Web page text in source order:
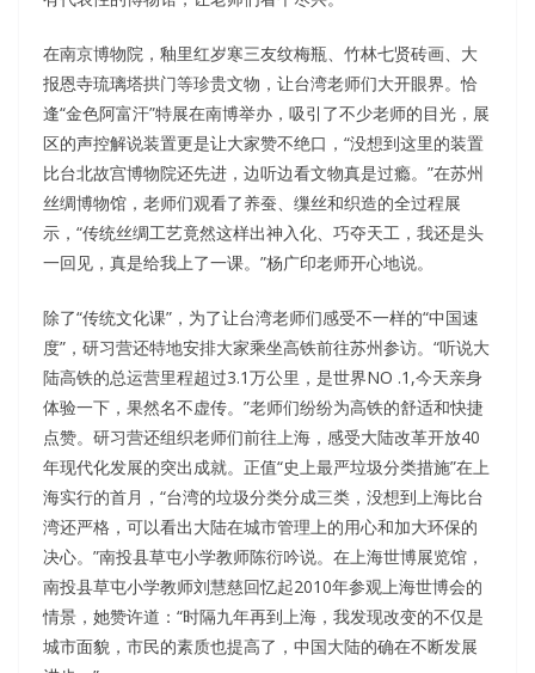
在南京博物院，釉里红岁寒三友纹梅瓶、竹林七贤砖画、大
报恩寺琉璃塔拱门等珍贵文物，让台湾老师们大开眼界。恰
逢“金色阿富汗”特展在南博举办，吸引了不少老师的目光，展
区的声控解说装置更是让大家赞不绝口，“没想到这里的装置
比台北故宫博物院还先进，边听边看文物真是过瘾。”在苏州
丝绸博物馆，老师们观看了养蚕、缫丝和织造的全过程展
示，“传统丝绸工艺竟然这样出神入化、巧夺天工，我还是头
一回见，真是给我上了一课。”杨广印老师开心地说。
除了“传统文化课”，为了让台湾老师们感受不一样的“中国速
度”，研习营还特地安排大家乘坐高铁前往苏州参访。“听说大
陆高铁的总运营里程超过3.1万公里，是世界NO .1,今天亲身
体验一下，果然名不虚传。”老师们纷纷为高铁的舒适和快捷
点赞。研习营还组织老师们前往上海，感受大陆改革开放40
年现代化发展的突出成就。正值“史上最严垃圾分类措施”在上
海实行的首月，“台湾的垃圾分类分成三类，没想到上海比台
湾还严格，可以看出大陆在城市管理上的用心和加大环保的
决心。”南投县草屯小学教师陈衍吟说。在上海世博展览馆，
南投县草屯小学教师刘慧慈回忆起2010年参观上海世博会的
情景，她赞许道：“时隔九年再到上海，我发现改变的不仅是
城市面貌，市民的素质也提高了，中国大陆的确在不断发展